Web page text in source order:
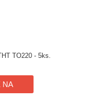
TO220 - 5ks.
NA